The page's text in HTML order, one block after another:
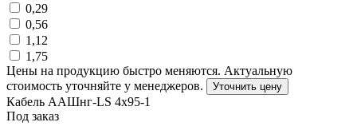
0,29
0,56
1,12
1,75
Цены на продукцию быстро меняются. Актуальную
стоимость уточняйте у менеджеров.
Уточнить цену
Кабель ААШнг-LS 4х95-1
Под заказ